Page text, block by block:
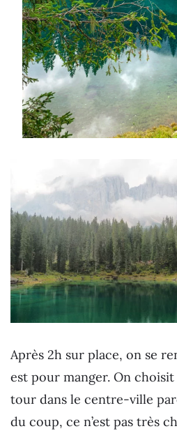
Après 2h sur place, on se
est pour manger. On
tour dans le centre-ville
du coup, ce n’est pas très